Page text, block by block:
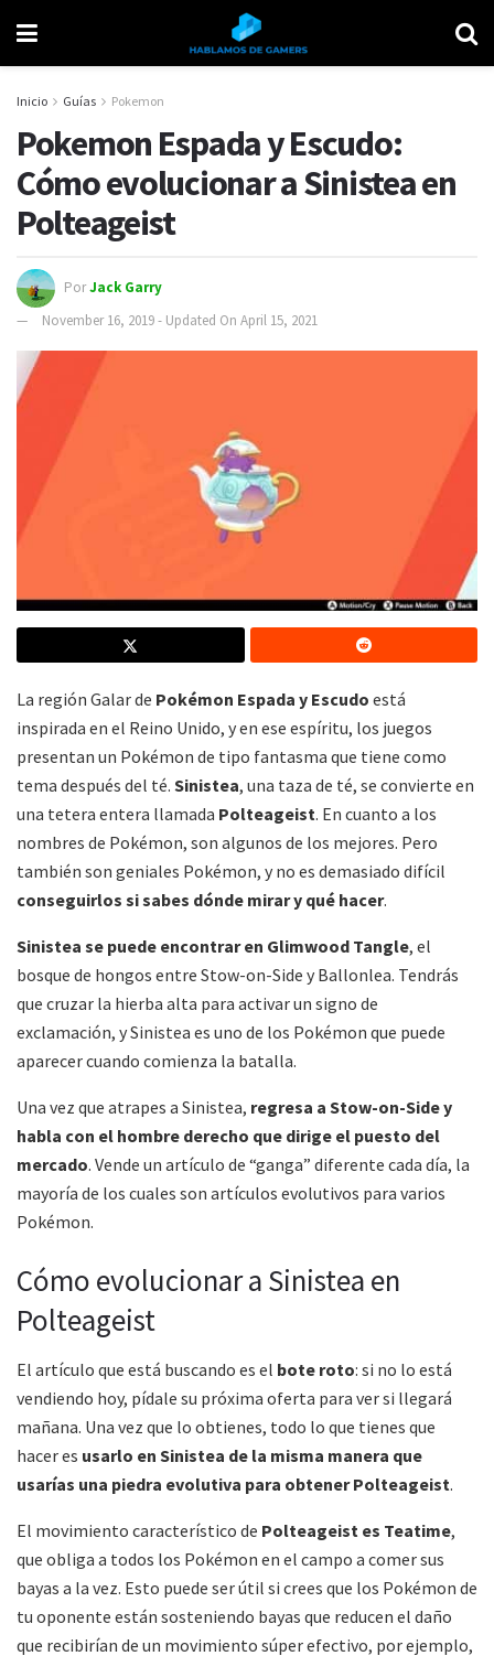
Inicio Guías Pokemon
Pokemon Espada y Escudo:
Cómo evolucionar a Sinistea en
Polteageist
PorJack Garry
November 16, 2019 - Updated On April 15, 2021
La región Galar de Pokémon Espada y Escudo está
inspirada en el Reino Unido, y en ese espíritu, los juegos
presentan un Pokémon de tipo fantasma que tiene como
tema después del té. Sinistea, una taza de té, se convierte en
una tetera entera llamada Polteageist. En cuanto a los
nombres de Pokémon, son algunos de los mejores. Pero
también son geniales Pokémon, y no es demasiado difícil
conseguirlos si sabes dónde mirar y qué hacer.
Sinistea se puede encontrar en Glimwood Tangle, el
bosque de hongos entre Stow-on-Side y Ballonlea. Tendrás
que cruzar la hierba alta para activar un signo de
exclamación, y Sinistea es uno de los Pokémon que puede
aparecer cuando comienza la batalla.
Una vez que atrapes a Sinistea, regresa a Stow-on-Side y
habla con el hombre derecho que dirige el puesto del
mercado. Vende un artículo de “ganga” diferente cada día, la
mayoría de los cuales son artículos evolutivos para varios
Pokémon.
Cómo evolucionar a Sinistea en
Polteageist
El artículo que está buscando es el bote roto: si no lo está
vendiendo hoy, pídale su próxima oferta para ver si llegará
mañana. Una vez que lo obtienes, todo lo que tienes que
hacer es usarlo en Sinistea de la misma manera que
usarías una piedra evolutiva para obtener Polteageist.
El movimiento característico de Polteageist es Teatime,
que obliga a todos los Pokémon en el campo a comer sus
bayas a la vez. Esto puede ser útil si crees que los Pokémon de
tu oponente están sosteniendo bayas que reducen el daño
que recibirían de un movimiento súper efectivo, por ejemplo,